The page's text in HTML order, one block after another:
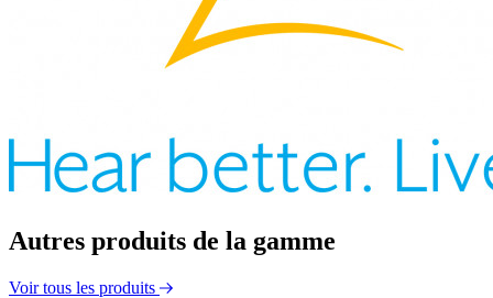
Autres produits de la gamme
Voir tous les produits